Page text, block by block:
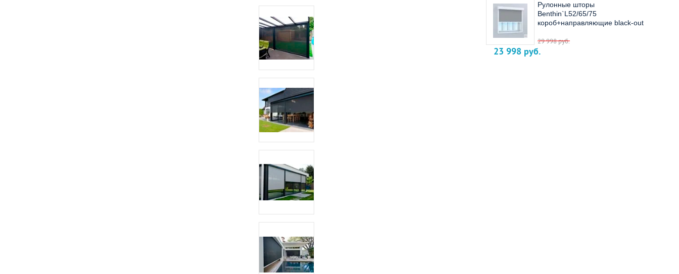
Рулонные шторы
Benthin`L52/65/75
короб+направляющие black-out
29 998руб.
23 998 руб.